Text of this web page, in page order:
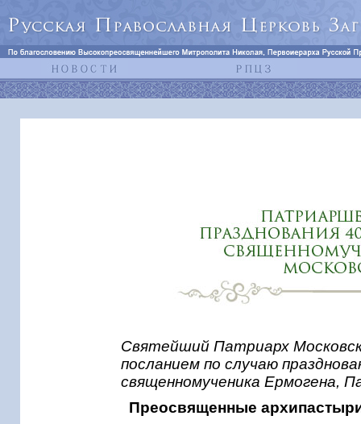
Святейший Патриарх
посланием по случаю
священномученика Ермогена,
Преосвященные